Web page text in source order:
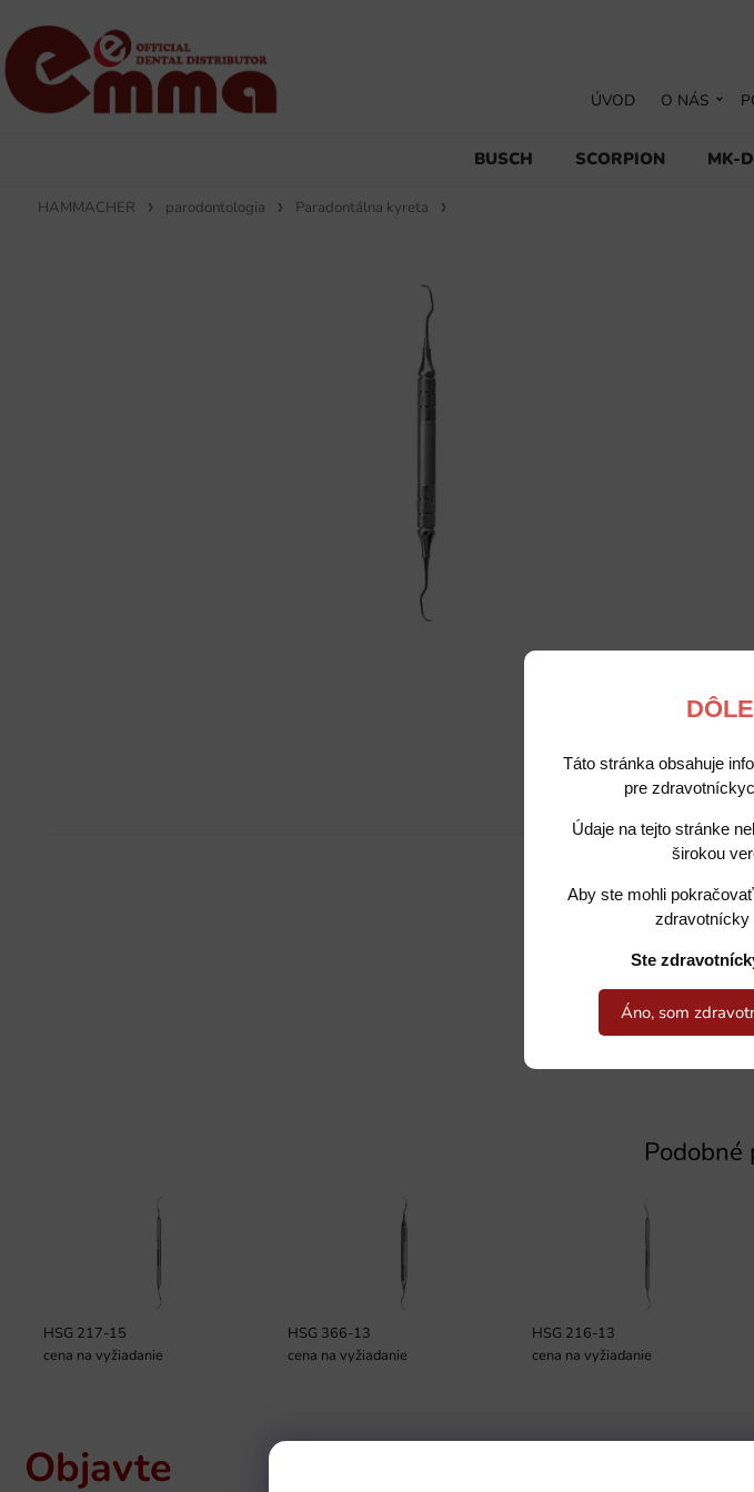
Táto stránka obsahuje
pre
Údaje na tejto stránke
širokou
Aby ste mohli
zdravotnícky
Ste
Áno, som
BUSCH SCORPION MK-
ÚVOD O NÁS
HAMMACHER parodontologia Paradontálna kyreta
HSG 217-15
cena na vyžiadanie
HSG 366-13
cena na vyžiadanie
HSG 216-13
cena na vyžiadanie
Objavte